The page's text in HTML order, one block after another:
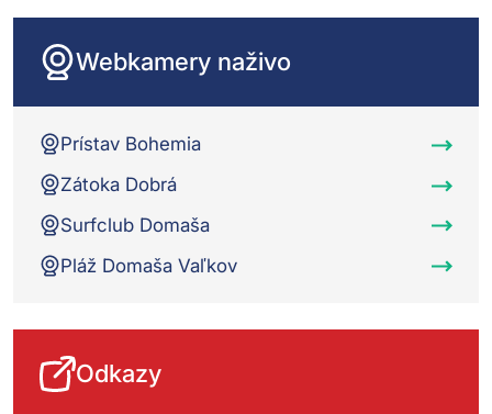
Webkamery naživo
Prístav Bohemia
Zátoka Dobrá
Surfclub Domaša
Pláž Domaša Vaľkov
Odkazy